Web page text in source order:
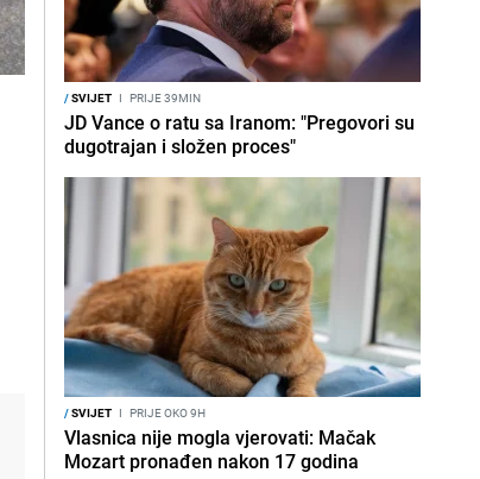
/SVIJET I PRIJE 39MIN
JD Vance o ratu sa Iranom: "Pregovori su
dugotrajan i složen proces"
/SVIJET I PRIJE OKO 9H
Vlasnica nije mogla vjerovati: Mačak
Mozart pronađen nakon 17 godina